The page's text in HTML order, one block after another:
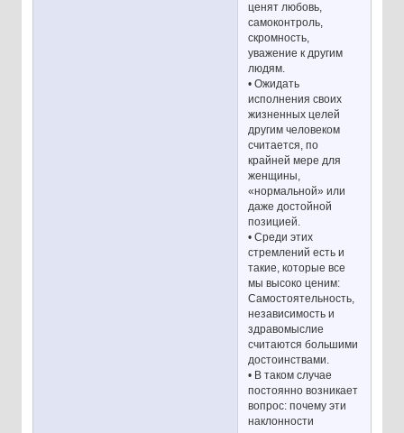
ценят любовь,
самоконтроль,
скромность,
уважение к другим
людям.
• Ожидать
исполнения своих
жизненных целей
другим человеком
считается, по
крайней мере для
женщины,
«нормальной» или
даже достойной
позицией.
• Среди этих
стремлений есть и
такие, которые все
мы высоко ценим:
Самостоятельность,
независимость и
здравомыслие
считаются большими
достоинствами.
• В таком случае
постоянно возникает
вопрос: почему эти
наклонности